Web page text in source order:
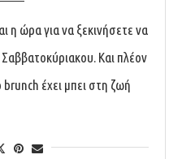
η ώρα για να ξεκινήσετε να
Και πλέον
έχει μπει στη ζωή